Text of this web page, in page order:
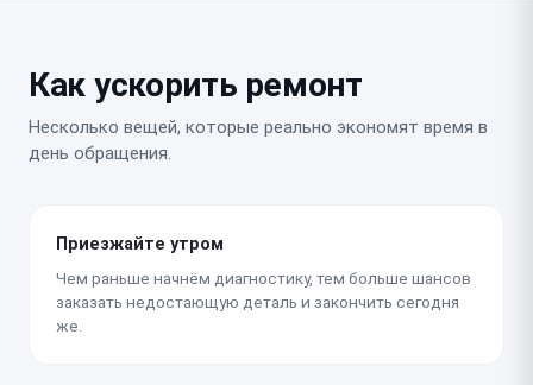
Как ускорить ремонт
Несколько вещей, которые реально экономят время в
день обращения.
Приезжайте утром
Чем раньше начнём диагностику, тем больше шансов
заказать недостающую деталь и закончить сегодня
же.